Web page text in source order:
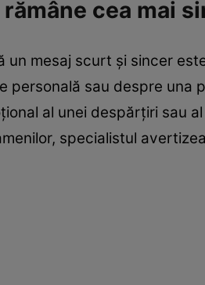
cea mai
un mesaj scurt și sincer
personală sau despre una
al unei despărțiri sau
specialistul